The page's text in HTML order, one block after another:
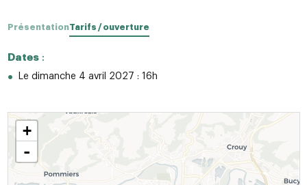
PrésentationTarifs / ouverture
Dates:
Le dimanche 4 avril 2027 : 16h
+
-